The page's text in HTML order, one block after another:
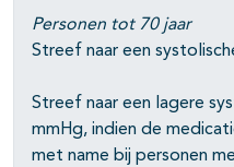
open- en
open- en
Personen tot 70 jaar
Streef naar een
Streef naar een lagere
mmHg, indien de
met name bij personen